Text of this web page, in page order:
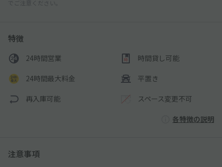
でご注意ください。
特徴
24時間営業 時間貸し可能
24時間最大料金 平置き
再入庫可能 スペース変更不可
各特徴の説明
注意事項